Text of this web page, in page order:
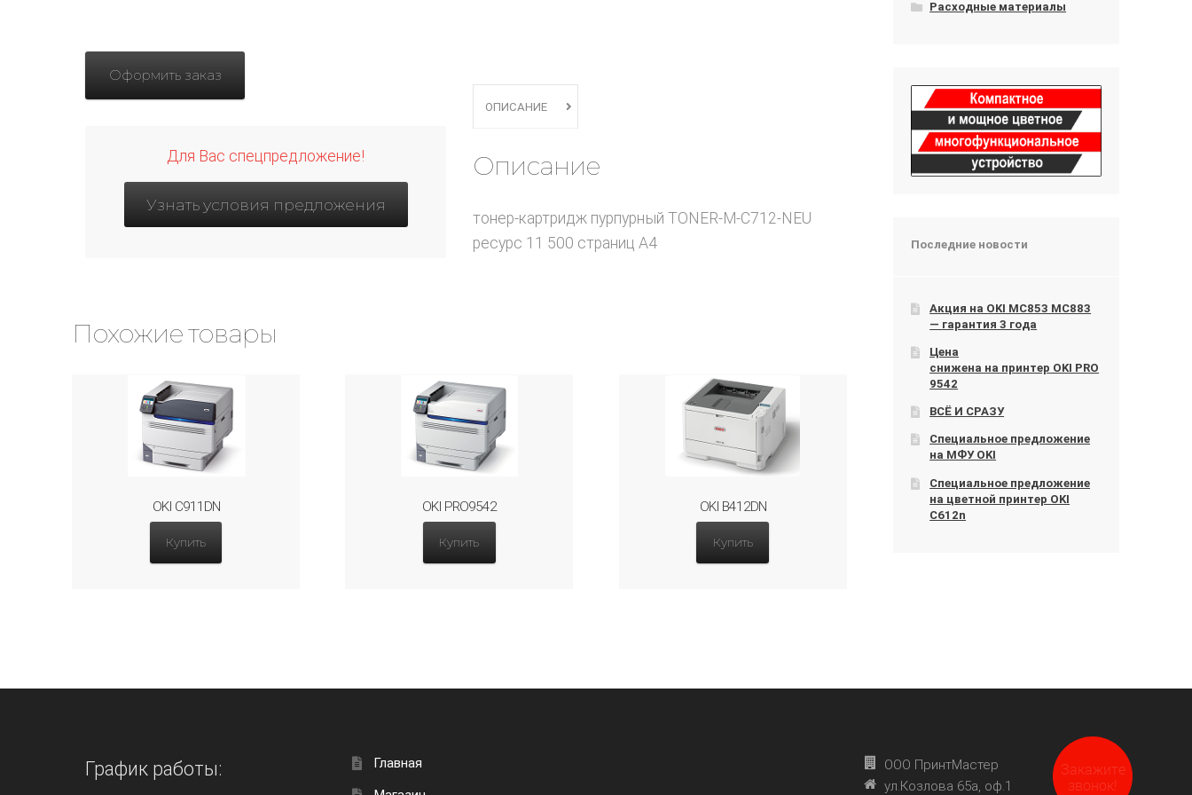
Оформить заказ
Для Вас спецпредложение!
Узнать условия предложения
ОПИСАНИЕ
Описание
тонер-картридж пурпурный TONER-M-C712-NEU
ресурс 11 500 страниц А4
Похожие товары
OKI C911DN
Купить
OKI PRO9542
Купить
OKI B412DN
Купить
Расходные материалы
Последние новости
Акция на OKI МС853 МС883
— гарантия 3 года
Цена
снижена на принтер OKI PRO
9542
ВСЁ И СРАЗУ
Специальное предложение
на МФУ OKI
Специальное предложение
на цветной принтер OKI
C612n
График работы: Главная
ООО ПринтМастер
ул.Козлова 65а, оф.1
Закажите
звонок!